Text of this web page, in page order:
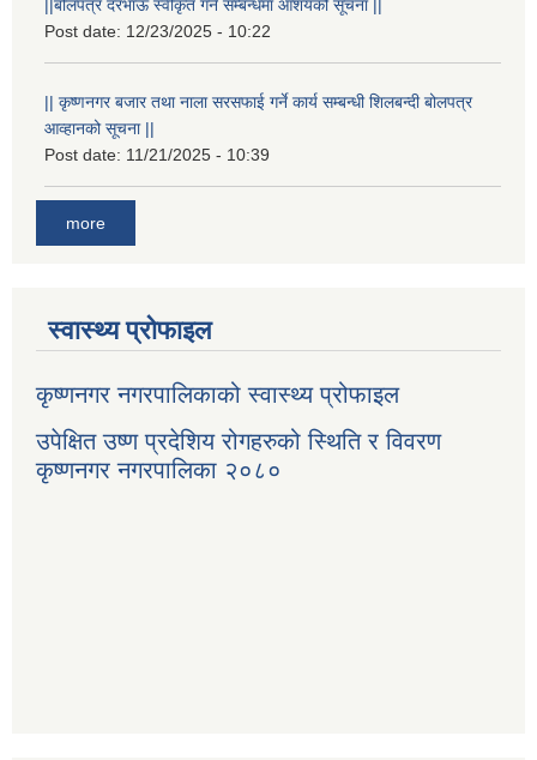
||बोलपत्र दरभाऊ स्वीकृत गर्ने सम्बन्धमा आशयको सूचना ||
Post date: 12/23/2025 - 10:22
|| कृष्णनगर बजार तथा नाला सरसफाई गर्ने कार्य सम्बन्धी शिलबन्दी बोलपत्र
आव्हानको सूचना ||
Post date: 11/21/2025 - 10:39
more
स्वास्थ्य प्रोफाइल
कृष्णनगर नगरपालिकाको स्वास्थ्य प्रोफाइल
उपेक्षित उष्ण प्रदेशिय रोगहरुको स्थिति र विवरण
कृष्णनगर नगरपालिका २०८०